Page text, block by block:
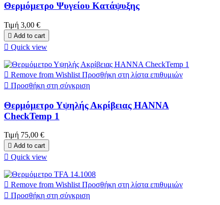
Θερμόμετρο Ψυγείου Κατάψυξης
Τιμή 3,00 €
 Add to cart
 Quick view
 Remove from Wishlist Προσθήκη στη λίστα επιθυμιών
 Προσθήκη στη σύγκριση
Θερμόμετρο Υψηλής Ακρίβειας HANNA
CheckTemp 1
Τιμή 75,00 €
 Add to cart
 Quick view
 Remove from Wishlist Προσθήκη στη λίστα επιθυμιών
 Προσθήκη στη σύγκριση